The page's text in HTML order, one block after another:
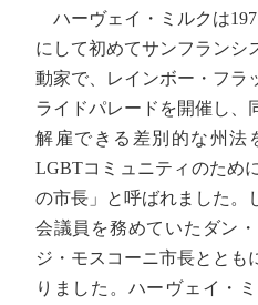
ハーヴェイ・ミルクは
にして初めてサンフランシ
動家で、レインボー・フラ
ライドパレードを開催し、
解雇できる差別的な州法
LGBTコミュニティのため
の市長」と呼ばれました。
会議員を務めていたダン
ジ・モスコーニ市長ととも
りました。ハーヴェイ・